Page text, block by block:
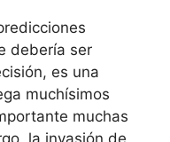
debería ser
es una
muchísimos
muchas